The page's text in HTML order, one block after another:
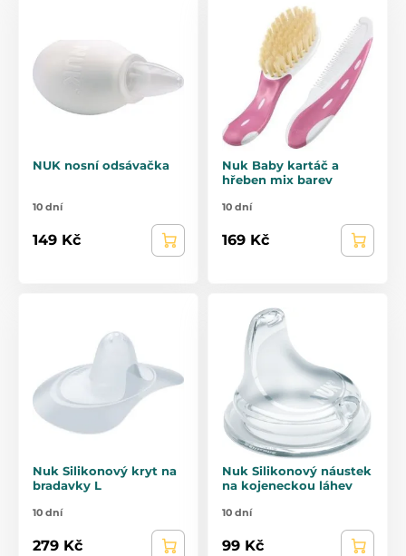
NUK nosní odsávačka
10 dní
149 Kč
Nuk Baby kartáč a
hřeben mix barev
10 dní
169 Kč
Nuk Silikonový kryt na
bradavky L
10 dní
279 Kč
Nuk Silikonový náustek
na kojeneckou láhev
10 dní
99 Kč